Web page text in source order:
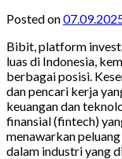
Posted on
Bibit, platform
luas di Indonesia,
berbagai posisi.
dan pencari kerja
keuangan dan
finansial (fintech)
menawarkan
dalam industri yang